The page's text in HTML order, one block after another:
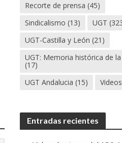
Recorte de prensa (45)
Sindicalismo (13) UGT
UGT-Castilla y León (21)
UGT: Memoria histórica de
(17)
UGT Andalucia (15) Videos
Entradas recientes